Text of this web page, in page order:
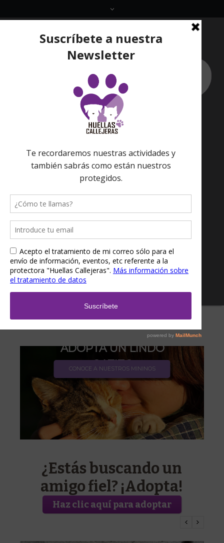
ADOPTA UN LINDO
GATITO
CONOCE A NUESTROS MININOS
¿Estás buscando un
amigo fiel? ¡Adopta!
Haz clic aquí para adoptar